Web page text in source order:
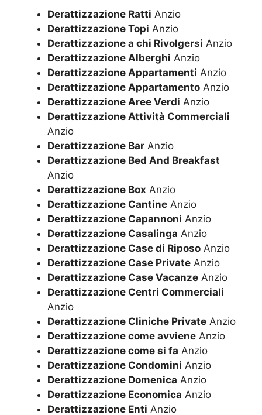
Derattizzazione Ratti Anzio
Derattizzazione Topi Anzio
Derattizzazione a chi Rivolgersi Anzio
Derattizzazione Alberghi Anzio
Derattizzazione Appartamenti Anzio
Derattizzazione Appartamento Anzio
Derattizzazione Aree Verdi Anzio
Derattizzazione Attività Commerciali
Anzio
Derattizzazione Bar Anzio
Derattizzazione Bed And Breakfast
Anzio
Derattizzazione Box Anzio
Derattizzazione Cantine Anzio
Derattizzazione Capannoni Anzio
Derattizzazione Casalinga Anzio
Derattizzazione Case di Riposo Anzio
Derattizzazione Case Private Anzio
Derattizzazione Case Vacanze Anzio
Derattizzazione Centri Commerciali
Anzio
Derattizzazione Cliniche Private Anzio
Derattizzazione come avviene Anzio
Derattizzazione come si fa Anzio
Derattizzazione Condomini Anzio
Derattizzazione Domenica Anzio
Derattizzazione Economica Anzio
Derattizzazione Enti Anzio